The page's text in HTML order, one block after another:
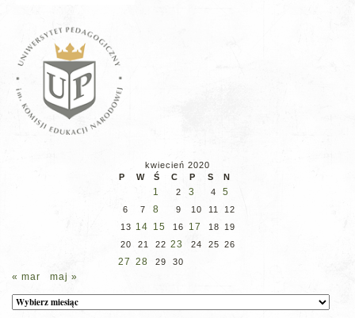
kwiecień 2020
P
W Ś C P S N
1 2 3 4 5
6 7 8 9 10 11
12
13 14 15 16 17 18
19
20
21 22 23 24 25 26
27 28 29 30
« mar maj »
Archiwum